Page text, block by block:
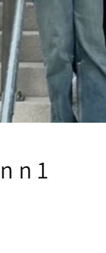
n 1